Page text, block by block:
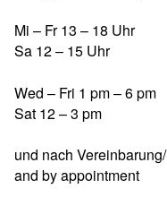
Mi – Fr 13 – 18 Uhr
Sa 12 – 15 Uhr
Wed – Fri 1 pm – 6 pm
Sat 12 – 3 pm
und nach Vereinbarung/
and by appointment